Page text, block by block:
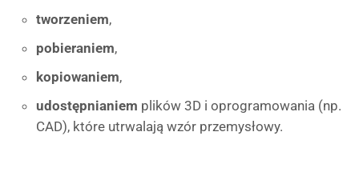
tworzeniem,
pobieraniem,
kopiowaniem,
udostępnianiem plików 3D i oprogramowania (np.
CAD), które utrwalają wzór przemysłowy.